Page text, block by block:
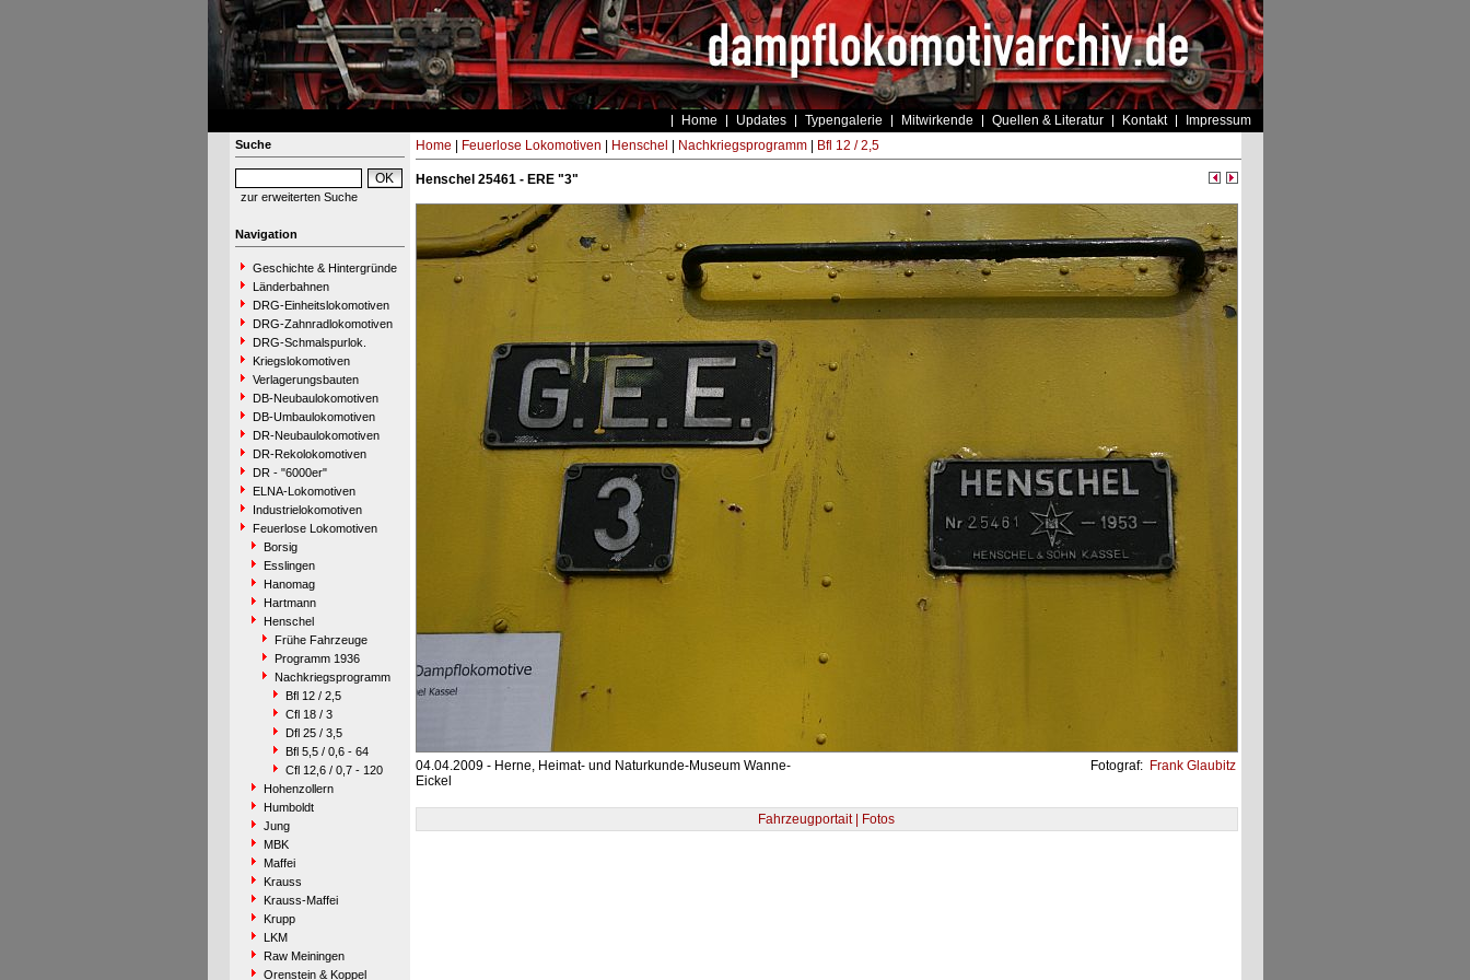
Home Updates Typengalerie Mitwirkende Quellen & Literatur Kontakt Impressum
Suche
zur erweiterten Suche
Navigation
Geschichte & Hintergründe
Länderbahnen
DRG-Einheitslokomotiven
DRG-Zahnradlokomotiven
DRG-Schmalspurlok.
Kriegslokomotiven
Verlagerungsbauten
DB-Neubaulokomotiven
DB-Umbaulokomotiven
DR-Neubaulokomotiven
DR-Rekolokomotiven
DR - "6000er"
ELNA-Lokomotiven
Industrielokomotiven
Feuerlose Lokomotiven
Borsig
Esslingen
Hanomag
Hartmann
Henschel
Frühe Fahrzeuge
Programm 1936
Nachkriegsprogramm
Bfl 12 / 2,5
Cfl 18 / 3
Dfl 25 / 3,5
Bfl 5,5 / 0,6 - 64
Cfl 12,6 / 0,7 - 120
Hohenzollern
Humboldt
Jung
MBK
Maffei
Krauss
Krauss-Maffei
Krupp
LKM
Raw Meiningen
Orenstein & Koppel
Home Feuerlose Lokomotiven Henschel Nachkriegsprogramm| Bfl 12 / 2,5
Henschel 25461 - ERE "3"
04.04.2009 - Herne, Heimat- und Naturkunde-Museum Wanne-
Eickel
Fotograf: Frank Glaubitz
Fahrzeugportait | Fotos